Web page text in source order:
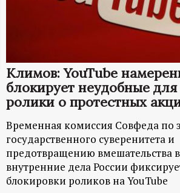
ц
и
о
н
Климов: YouTube
блокирует неудобные
ролики о протестных
Временная комиссия Совфеда по
государственного суверенитета и
предотвращению вмешательства
внутренние дела России
блокировки роликов на YouTube